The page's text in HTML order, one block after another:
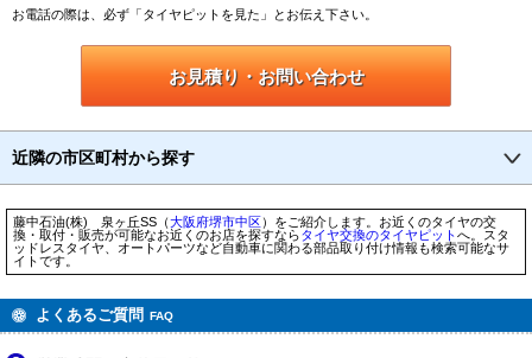
お電話の際は、必ず「タイヤピットを見た」とお伝え下さい。
お見積り・お問い合わせ
近隣の市区町村から探す
藤中石油(株) 泉ヶ丘SS（大阪府堺市中区 ）をご紹介します。お近くのタイヤの交
換・取付・販売が可能なお近くのお店を探すならタイヤ交換のタイヤピットへ。スタ
ッドレスタイヤ、オートパーツなど自動車に関わる部品取り付け情報も検索可能なサ
イトです。
よくあるご質問 FAQ